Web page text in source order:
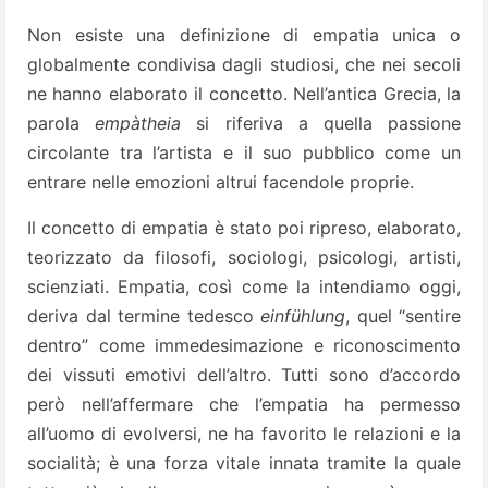
Non esiste una definizione di empatia unica o
globalmente condivisa dagli studiosi, che nei secoli
ne hanno elaborato il concetto. Nell’antica Grecia, la
parolaempàtheia si riferiva a quella passione
circolante tra l’artista e il suo pubblico come un
entrare nelle emozioni altrui facendole proprie.
Il concetto di empatia è stato poi ripreso, elaborato,
teorizzato da filosofi, sociologi, psicologi, artisti,
scienziati. Empatia, così come la intendiamo oggi,
deriva dal termine tedesco einfühlung, quel “sentire
dentro” come immedesimazione e riconoscimento
dei vissuti emotivi dell’altro. Tutti sono d’accordo
però nell’affermare che l’empatia ha permesso
all’uomo di evolversi, ne ha favorito le relazioni e la
socialità; è una forza vitale innata tramite la quale